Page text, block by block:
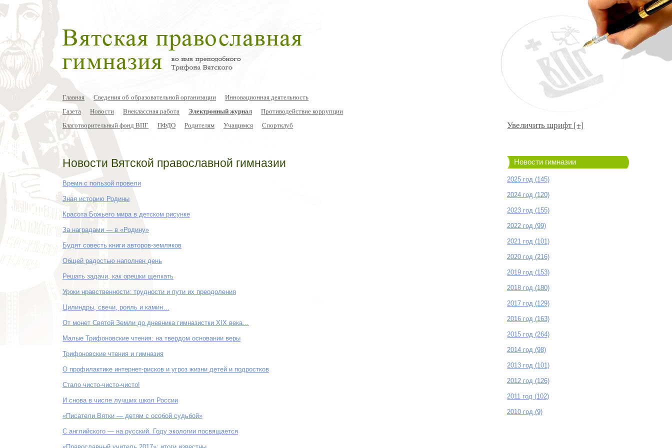
Главная Сведения об образовательной организации
Инновационная деятельность
Газета
Новости Внеклассная работа Электронный журнал
Противодействие коррупции
Благотворительный фонд ВПГ
ПФДО Родителям Учащимся Спортклуб Увеличить шрифт [+]
Новости Вятской православной гимназии
Время с пользой провели
Зная историю Родины
Красота Божьего мира в детском рисунке
За наградами — в «Родину»
Будят совесть книги авторов-земляков
Общей радостью наполнен день
Решать задачи, как орешки щелкать
Уроки нравственности: трудности и пути их преодоления
Цилиндры, свечи, рояль и камин…
От монет Святой Земли до дневника гимназистки XIX века…
Малые Трифоновские чтения: на твердом основании веры
Трифоновские чтения и гимназия
О профилактике интернет-рисков и угроз жизни детей и подростков
Стало чисто-чисто-чисто!
И снова в числе лучших школ России
«Писатели Вятки — детям с особой судьбой»
С английского — на русский. Году экологии посвящается
Новости гимназии
2025 год (145)
2024 год (120)
2023 год (155)
2022 год (99)
2021 год (101)
2020 год (216)
2019 год (153)
2018 год (180)
2017 год (129)
2016 год (163)
2015 год (264)
2014 год (98)
2013 год (101)
2012 год (126)
2011 год (102)
2010 год (9)